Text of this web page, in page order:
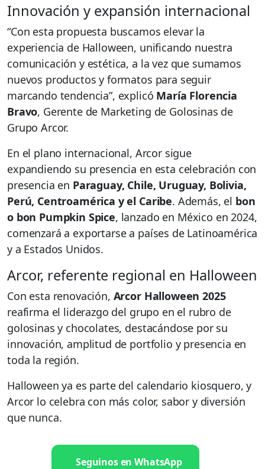
Innovación y expansión internacional
“Con esta propuesta buscamos elevar la
experiencia de Halloween, unificando nuestra
comunicación y estética, a la vez que sumamos
nuevos productos y formatos para seguir
marcando tendencia”, explicó María Florencia
Bravo, Gerente de Marketing de Golosinas de
Grupo Arcor.
En el plano internacional, Arcor sigue
expandiendo su presencia en esta celebración con
presencia en Paraguay, Chile, Uruguay, Bolivia,
Perú, Centroamérica y el Caribe. Además, el bon
o bon Pumpkin Spice, lanzado en México en 2024,
comenzará a exportarse a países de Latinoamérica
y a Estados Unidos.
Arcor, referente regional en Halloween
Con esta renovación, Arcor Halloween 2025
reafirma el liderazgo del grupo en el rubro de
golosinas y chocolates, destacándose por su
innovación, amplitud de portfolio y presencia en
toda la región.
Halloween ya es parte del calendario kiosquero, y
Arcor lo celebra con más color, sabor y diversión
que nunca.
Seguinos en WhatsApp